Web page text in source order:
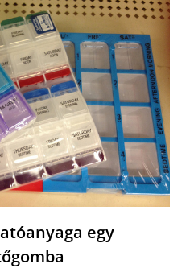
egy